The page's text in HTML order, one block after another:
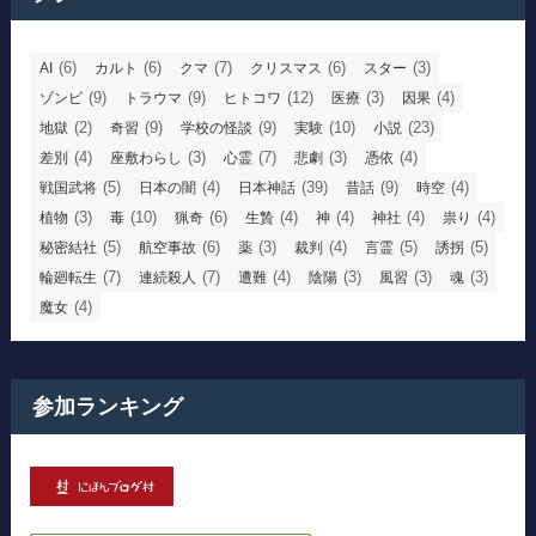
AI (6) カルト (6) クマ (7) クリスマス (6) スター (3)
ゾンビ (9) トラウマ (9) ヒトコワ (12) 医療 (3) 因果 (4)
地獄 (2) 奇習 (9) 学校の怪談 (9) 実験 (10) 小説 (23)
差別 (4) 座敷わらし (3) 心霊 (7) 悲劇 (3) 憑依 (4)
戦国武将 (5) 日本の闇 (4) 日本神話 (39) 昔話 (9) 時空 (4)
植物 (3) 毒 (10) 猟奇 (6) 生贄 (4) 神 (4) 神社 (4) 祟り (4)
秘密結社 (5) 航空事故 (6) 薬 (3) 裁判 (4) 言霊 (5) 誘拐 (5)
輪廻転生 (7) 連続殺人 (7) 遭難 (4) 陰陽 (3) 風習 (3) 魂 (3)
魔女 (4)
参加ランキング